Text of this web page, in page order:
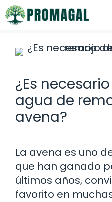
Saltar
al
¿Es
agua de
avena?
La avena es uno
que han ganado
últimos años,
favorito en